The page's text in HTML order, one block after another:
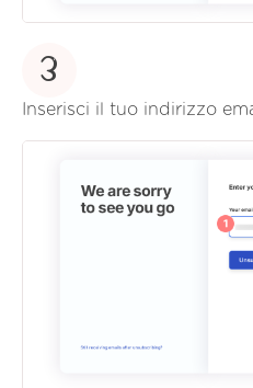
3
Inserisci il tuo indirizzo